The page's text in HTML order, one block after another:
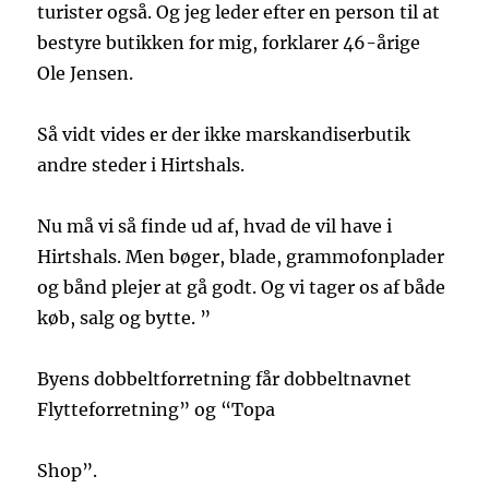
turister også. Og jeg leder efter en person til at
bestyre butikken for mig, forklarer 46-årige
Ole Jensen.
Så vidt vides er der ikke marskandiserbutik
andre steder i Hirtshals.
Nu må vi så finde ud af, hvad de vil have i
Hirtshals. Men bøger, blade, grammofonplader
og bånd plejer at gå godt. Og vi tager os af både
køb, salg og bytte. ”
Byens dobbeltforretning får dobbeltnavnet
Flytteforretning” og “Topa
Shop”.